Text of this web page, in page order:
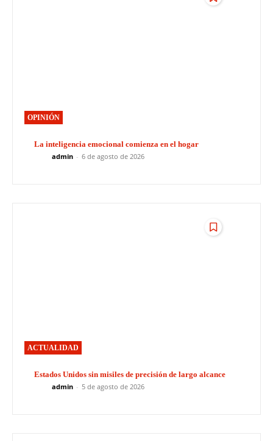
OPINIÓN
La inteligencia emocional comienza en el hogar
admin - 6 de agosto de 2026
ACTUALIDAD
Estados Unidos sin misiles de precisión de largo alcance
admin - 5 de agosto de 2026